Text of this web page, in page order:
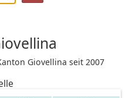
Giovellina seit 2007